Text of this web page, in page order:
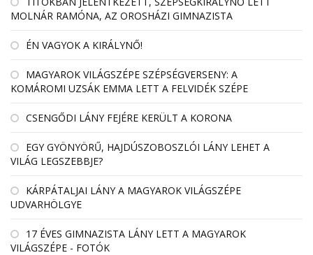
MOLNÁR RAMÓNA, AZ OROSHÁZI GIMNAZISTA
ÉN VAGYOK A KIRÁLYNŐ!
MAGYAROK VILÁGSZÉPE SZÉPSÉGVERSENY: A
KOMÁROMI UZSÁK EMMA LETT A FELVIDÉK SZÉPE
CSENGŐDI LÁNY FEJÉRE KERÜLT A KORONA
EGY GYÖNYÖRŰ, HAJDÚSZOBOSZLÓI LÁNY LEHET A
VILÁG LEGSZEBBJE?
KÁRPÁTALJAI LÁNY A MAGYAROK VILÁGSZÉPE
UDVARHÖLGYE
17 ÉVES GIMNAZISTA LÁNY LETT A MAGYAROK
VILÁGSZÉPE - FOTÓK